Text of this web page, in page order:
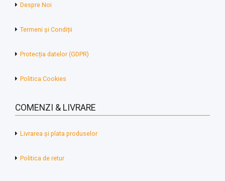
Despre Noi
Termeni și Condiții
Protecția datelor (GDPR)
Politica Cookies
COMENZI & LIVRARE
Livrarea și plata produselor
Politica de retur